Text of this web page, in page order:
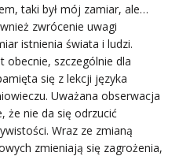
taki był mój zamiar, ale…
zwrócenie uwagi
istnienia świata i ludzi.
obecnie, szczególnie dla
się z lekcji języka
Uważana obserwacja
że nie da się odrzucić
Wraz ze zmianą
zmieniają się zagrożenia,